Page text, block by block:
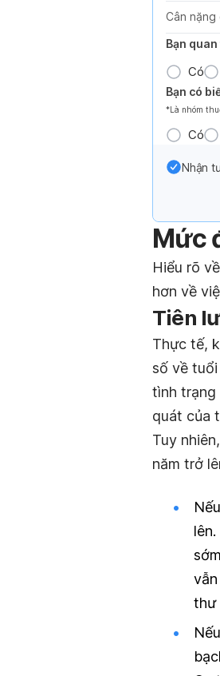
Cân nặng
Bạn
Có
Bạn có
*Là nhóm
Có
Nhận
Mức
Hiểu rõ
hơn về
Tiên
Thực tế,
số về
tình trạng
quát của
Tuy
năm trở
thư